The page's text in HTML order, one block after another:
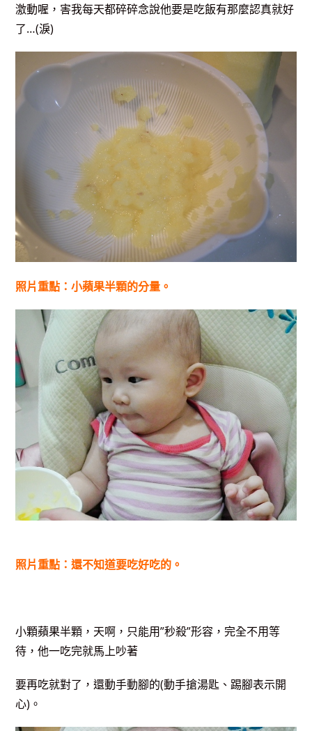
激動喔，害我每天都碎碎念說他要是吃飯有那麼認真就好
了…(淚)
照片重點：小蘋果半顆的分量。
照片重點：還不知道要吃好吃的。
小顆蘋果半顆，天啊，只能用”秒殺”形容，完全不用等
待，他一吃完就馬上吵著
要再吃就對了，還動手動腳的(動手搶湯匙、踢腳表示開
心)。